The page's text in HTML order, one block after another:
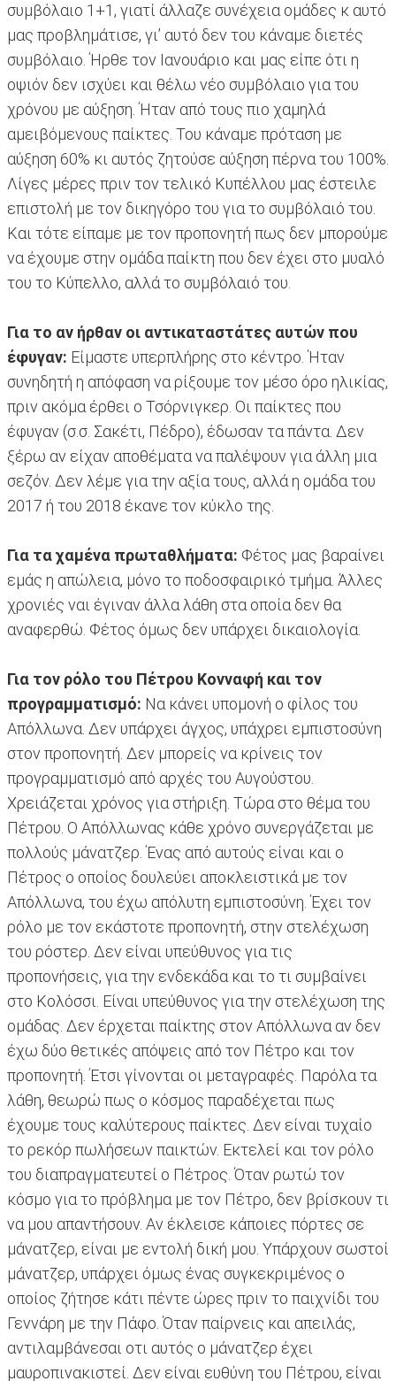
συμβόλαιο 1+1, γιατί άλλαζε συνέχεια ομάδες κ αυτό
μας προβλημάτισε, γι’ αυτό δεν του κάναμε διετές
συμβόλαιο. Ήρθε τον Ιανουάριο και μας είπε ότι η
οψιόν δεν ισχύει και θέλω νέο συμβόλαιο για του
χρόνου με αύξηση. Ήταν από τους πιο χαμηλά
αμειβόμενους παίκτες. Του κάναμε πρόταση με
αύξηση 60% κι αυτός ζητούσε αύξηση πέρνα του 100%.
Λίγες μέρες πριν τον τελικό Κυπέλλου μας έστειλε
επιστολή με τον δικηγόρο του για το συμβόλαιό του.
Και τότε είπαμε με τον προπονητή πως δεν μπορούμε
να έχουμε στην ομάδα παίκτη που δεν έχει στο μυαλό
του το Κύπελλο, αλλά το συμβόλαιό του.
Για το αν ήρθαν οι αντικαταστάτες αυτών που
έφυγαν: Είμαστε υπερπλήρης στο κέντρο. Ήταν
συνηδητή η απόφαση να ρίξουμε τον μέσο όρο ηλικίας,
πριν ακόμα έρθει ο Τσόρνιγκερ. Οι παίκτες που
έφυγαν (σ.σ. Σακέτι, Πέδρο), έδωσαν τα πάντα. Δεν
ξέρω αν είχαν αποθέματα να παλέψουν για άλλη μια
σεζόν. Δεν λέμε για την αξία τους, αλλά η ομάδα του
2017 ή του 2018 έκανε τον κύκλο της.
Για τα χαμένα πρωταθλήματα: Φέτος μας βαραίνει
εμάς η απώλεια, μόνο το ποδοσφαιρικό τμήμα. Άλλες
χρονιές ναι έγιναν άλλα λάθη στα οποία δεν θα
αναφερθώ. Φέτος όμως δεν υπάρχει δικαιολογία.
Για τον ρόλο του Πέτρου Κονναφή και τον
προγραμματισμό: Να κάνει υπομονή ο φίλος του
Απόλλωνα. Δεν υπάρχει άγχος, υπάχρει εμπιστοσύνη
στον προπονητή. Δεν μπορείς να κρίνεις τον
προγραμματισμό από αρχές του Αυγούστου.
Χρειάζεται χρόνος για στήριξη. Τώρα στο θέμα του
Πέτρου. Ο Απόλλωνας κάθε χρόνο συνεργάζεται με
πολλούς μάνατζερ. Ένας από αυτούς είναι και ο
Πέτρος ο οποίος δουλεύει αποκλειστικά με τον
Απόλλωνα, του έχω απόλυτη εμπιστοσύνη. Έχει τον
ρόλο με τον εκάστοτε προπονητή, στην στελέχωση
του ρόστερ. Δεν είναι υπεύθυνος για τις
προπονήσεις, για την ενδεκάδα και το τι συμβαίνει
στο Κολόσσι. Είναι υπεύθυνος για την στελέχωση της
ομάδας. Δεν έρχεται παίκτης στον Απόλλωνα αν δεν
έχω δύο θετικές απόψεις από τον Πέτρο και τον
προπονητή. Έτσι γίνονται οι μεταγραφές. Παρόλα τα
λάθη, θεωρώ πως ο κόσμος παραδέχεται πως
έχουμε τους καλύτερους παίκτες. Δεν είναι τυχαίο
το ρεκόρ πωλήσεων παικτών. Εκτελεί και τον ρόλο
του διαπραγματευτεί ο Πέτρος. Όταν ρωτώ τον
κόσμο για το πρόβλημα με τον Πέτρο, δεν βρίσκουν τι
να μου απαντήσουν. Αν έκλεισε κάποιες πόρτες σε
μάνατζερ, είναι με εντολή δική μου. Υπάρχουν σωστοί
μάνατζερ, υπάρχει όμως ένας συγκεκριμένος ο
οποίος ζήτησε κάτι πέντε ώρες πριν το παιχνίδι του
Γεννάρη με την Πάφο. Όταν παίρνεις και απειλάς,
αντιλαμβάνεσαι οτι αυτός ο μάνατζερ έχει
μαυροπινακιστεί. Δεν είναι ευθύνη του Πέτρου, είναι